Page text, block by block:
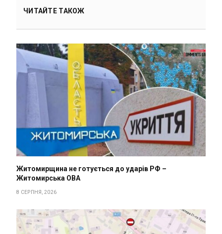
ЧИТАЙТЕ ТАКОЖ
Житомирщина не готується до ударів РФ –
Житомирська ОВА
8 СЕРПНЯ, 2026